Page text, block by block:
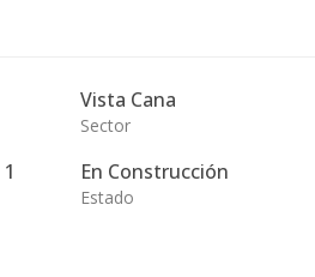
Vista Cana
Sector
1 En Construcción
Estado